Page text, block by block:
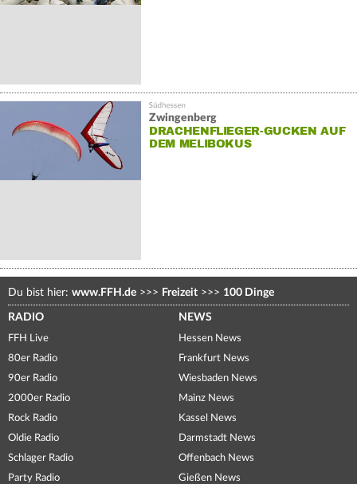
Zwingenberg
DRACHENFLIEGER-GUCKEN AUF
DEM MELIBOKUS
Du bist hier: www.FFH.de >>> Freizeit >>> 100 Dinge
RADIO
FFH Live
80er Radio
90er Radio
2000er Radio
Rock Radio
Oldie Radio
Schlager Radio
Party Radio
NEWS
Hessen News
Frankfurt News
Wiesbaden News
Mainz News
Kassel News
Darmstadt News
Offenbach News
Gießen News